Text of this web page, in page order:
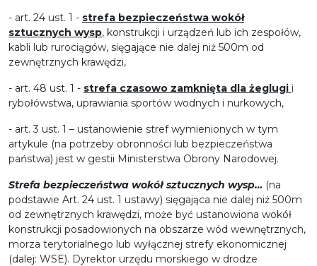
- art. 24 ust. 1 - strefa bezpieczeństwa wokół
sztucznych wysp, konstrukcji i urządzeń lub ich zespołów,
kabli lub rurociągów, sięgające nie dalej niż 500m od
zewnętrznych krawędzi,
- art. 48 ust. 1 - strefa czasowo zamknięta dla żeglugi i
rybołówstwa, uprawiania sportów wodnych i nurkowych,
- art. 3 ust. 1 – ustanowienie stref wymienionych w tym
artykule (na potrzeby obronności lub bezpieczeństwa
państwa) jest w gestii Ministerstwa Obrony Narodowej.
Strefa bezpieczeństwa wokół sztucznych wysp… (na
podstawie Art. 24 ust. 1 ustawy) sięgająca nie dalej niż 500m
od zewnętrznych krawędzi, może być ustanowiona wokół
konstrukcji posadowionych na obszarze wód wewnętrznych,
morza terytorialnego lub wyłącznej strefy ekonomicznej
(dalej: WSE). Dyrektor urzędu morskiego w drodze